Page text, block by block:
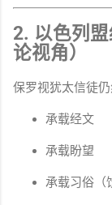
2. 以色列
论视角）
保罗视犹太信徒仍
承载经文
承载盼望
承载习俗（